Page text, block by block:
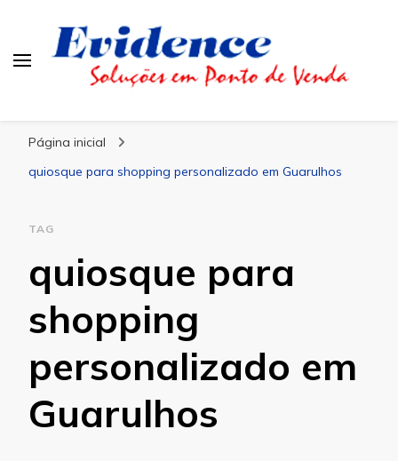
Página inicial
quiosque para shopping personalizado em Guarulhos
TAG
quiosque para
shopping
personalizado em
Guarulhos